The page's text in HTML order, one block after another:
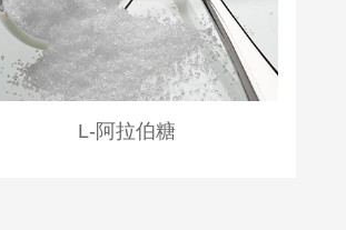
L-阿拉伯糖